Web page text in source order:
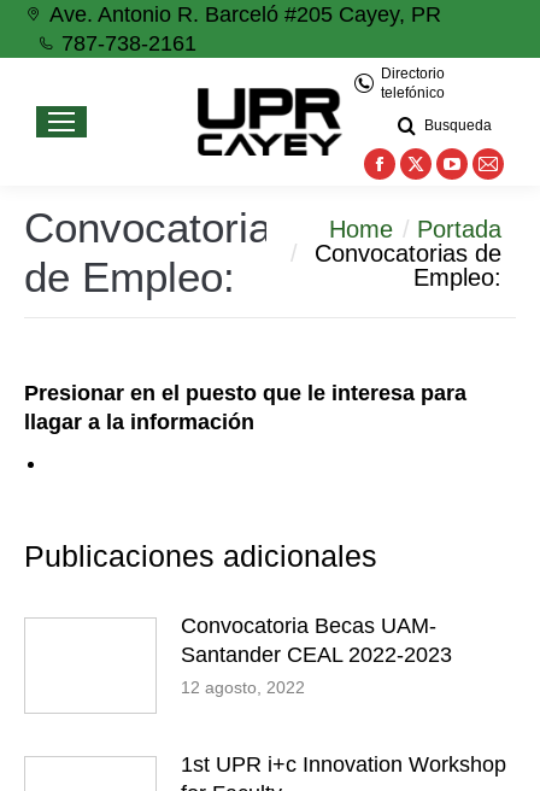
Ave. Antonio R. Barceló #205 Cayey, PR
787-738-2161
Directorio
telefónico
Busqueda
Facebook
opens
X
opens
in
YouTube
opens
in
Mail
in
Convocatorias
de Empleo:
You are here:
Home
Portada
Convocatorias de
Empleo:
Presionar en el puesto que le interesa para
llagar a la información
Publicaciones adicionales
Convocatoria Becas UAM-
Santander CEAL 2022-2023
12 agosto, 2022
1st UPR i+c Innovation Workshop